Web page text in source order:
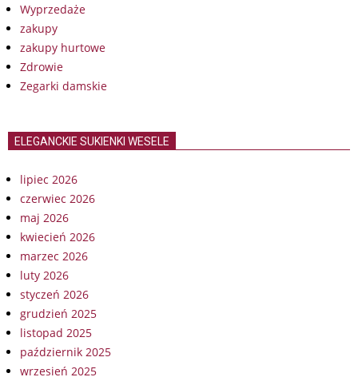
Wyprzedaże
zakupy
zakupy hurtowe
Zdrowie
Zegarki damskie
ELEGANCKIE SUKIENKI WESELE
lipiec 2026
czerwiec 2026
maj 2026
kwiecień 2026
marzec 2026
luty 2026
styczeń 2026
grudzień 2025
listopad 2025
październik 2025
wrzesień 2025